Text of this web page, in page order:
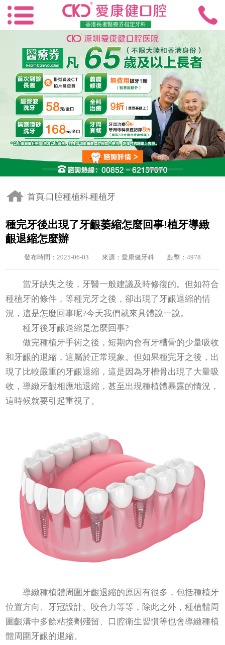
香港長者醫療券指定牙科
首頁-口腔種植科-種植牙
種完牙後出現了牙齦萎縮怎麼回事!植牙導緻
齦退縮怎麼辦
發布時間：2025-06-03 來源：愛康健牙科 點擊：4978
當牙缺失之後，牙醫一般建議及時修復的。但如符合
種植牙的條件，等種完牙之後，卻出現了牙齦退縮的情
況，這是怎麼回事呢?今天我們就來具體說一說。
種牙後牙齦退縮是怎麼回事?
做完種植牙手術之後，短期內會有牙槽骨的少量吸收
和牙齦的退縮，這屬於正常現象。但如果種完牙之後，出
現了比較嚴重的牙齦退縮，這是因為牙槽骨出現了大量吸
收，導緻牙齦相應地退縮，甚至出現種植體暴露的情況，
這時候就要引起重視了。
導緻種植體周圍牙齦退縮的原因有很多，包括種植牙
位置方向、牙冠設計、咬合力等等，除此之外，種植體周
圍齦溝中多餘粘接劑殘留、口腔衛生習慣等也會導緻種植
體周圍牙齦的退縮。